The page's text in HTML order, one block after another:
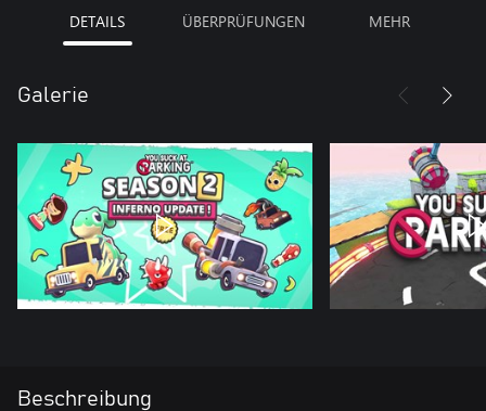
DETAILS ÜBERPRÜFUNGEN MEHR
Galerie
Beschreibung